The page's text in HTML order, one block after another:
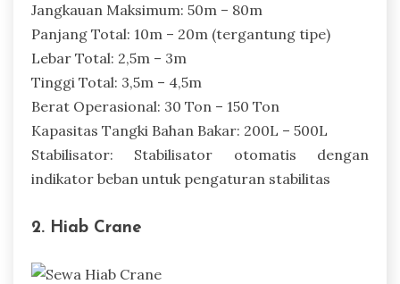
Jangkauan Maksimum: 50m – 80m
Panjang Total: 10m – 20m (tergantung tipe)
Lebar Total: 2,5m – 3m
Tinggi Total: 3,5m – 4,5m
Berat Operasional: 30 Ton – 150 Ton
Kapasitas Tangki Bahan Bakar: 200L – 500L
Stabilisator: Stabilisator otomatis dengan
indikator beban untuk pengaturan stabilitas
2. Hiab Crane